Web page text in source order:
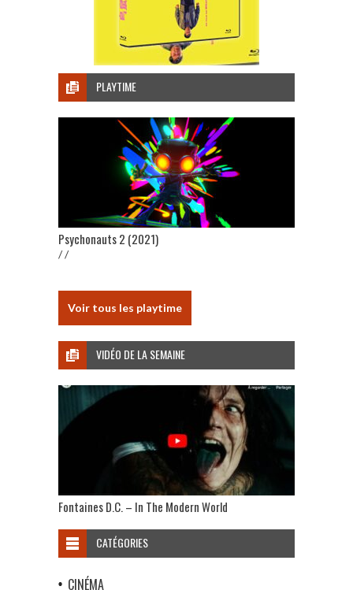
PLAYTIME
Psychonauts 2 (2021)
/ /
Voir tous les playtime
VIDÉO DE LA SEMAINE
Fontaines D.C. – In The Modern World
CATÉGORIES
CINÉMA